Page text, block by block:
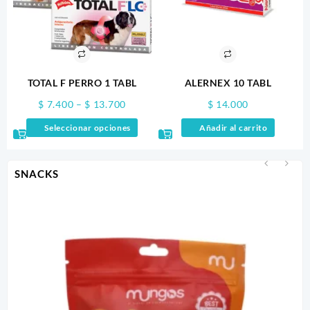
SNACKS
TOTAL F PERRO 1 TABL
$ 7.400 – $ 13.700Price
range:
$ 7.400
Seleccionar opciones
producto
pueden
elegir
en
la
página
ALERNEX 10 TABL
$ 14.000
Añadir al carrito